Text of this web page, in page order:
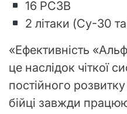
16 РСЗВ
2 літаки (Су-30
«Ефективність
це наслідок чіткої
постійного
бійці завжди